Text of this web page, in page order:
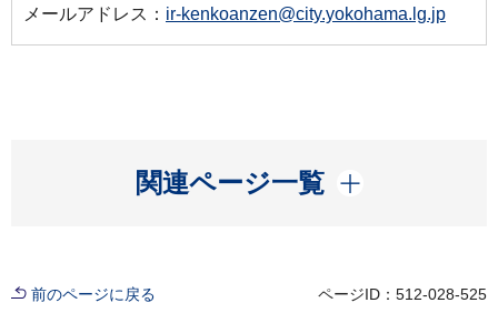
メールアドレス： ir-kenkoanzen@city.yokohama.lg.jp
関連ページ一覧
開く
前のページに戻る ページID：512-028-525